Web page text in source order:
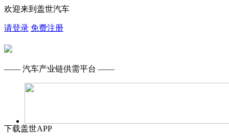
欢迎来到盖世汽车
请登录 免费注册
—— 汽车产业链供需平台 ——
下载盖世APP